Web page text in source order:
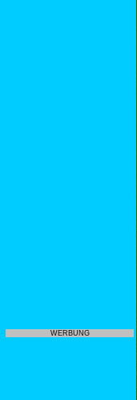
WERBUNG